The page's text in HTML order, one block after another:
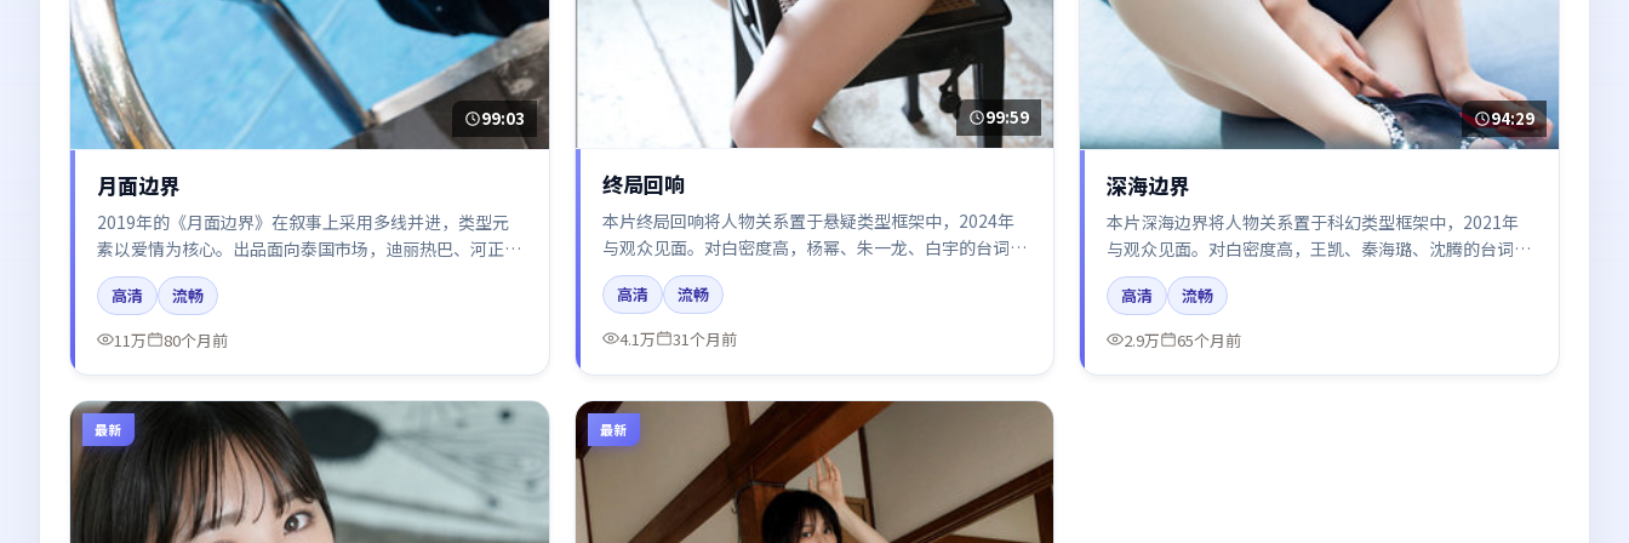
99:03
月面边界
2019年的《月面边界》在叙事上采用多线并进，类型元
素以爱情为核心。出品面向泰国市场，迪丽热巴、河正
宇、赵丽颖、周迅所饰角色推动关键反转，结尾留白引发
讨论。
高清
流畅
11万
80个月前
99:59
终局回响
本片终局回响将人物关系置于悬疑类型框架中，2024年
与观众见面。对白密度高，杨幂、朱一龙、白宇的台词节
奏值得关注；整体气质偏中国香港都市与冷色调摄影。
高清
流畅
4.1万
31个月前
94:29
深海边界
本片深海边界将人物关系置于科幻类型框架中，2021年
与观众见面。对白密度高，王凯、秦海璐、沈腾的台词节
奏值得关注；整体气质偏英国都市与冷色调摄影。
高清
流畅
2.9万
65个月前
最新 最新